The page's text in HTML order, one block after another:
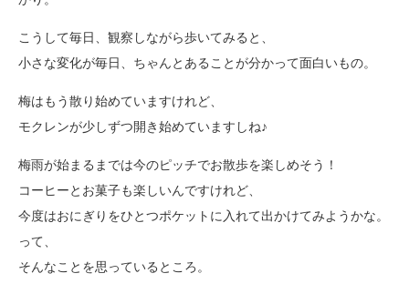
こうして毎日、観察しながら歩いてみると、
小さな変化が毎日、ちゃんとあることが分かって面白いもの。
梅はもう散り始めていますけれど、
モクレンが少しずつ開き始めていますしね♪
梅雨が始まるまでは今のピッチでお散歩を楽しめそう！
コーヒーとお菓子も楽しいんですけれど、
今度はおにぎりをひとつポケットに入れて出かけてみようかな。
って、
そんなことを思っているところ。